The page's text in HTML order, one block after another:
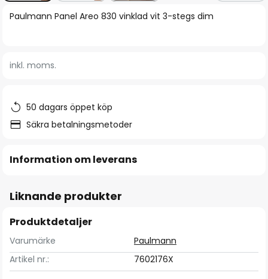
Hoppa
bildgalleriet
Paulmann Panel Areo 830 vinklad vit 3-stegs dim
inkl. moms.
50 dagars öppet köp
Säkra betalningsmetoder
Information om leverans
Liknande produkter
Produktdetaljer
Varumärke
Paulmann
Artikel nr.:
7602176X